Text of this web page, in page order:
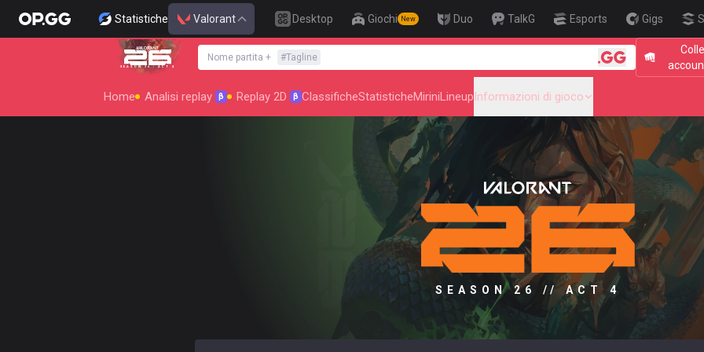
Statistiche Valorant Desktop Giochi New Duo TalkG Esports Gigs
SEASON 26 : ACT 4
Nome partita + #Tagline 🎯 Level
Home Analisi replay β Replay 2D β ClassificheStatisticheMiriniLineupInformazioni di gioco
SEASON 26 // ACT 4